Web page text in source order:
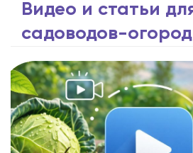
Видео и статьи
садоводов-